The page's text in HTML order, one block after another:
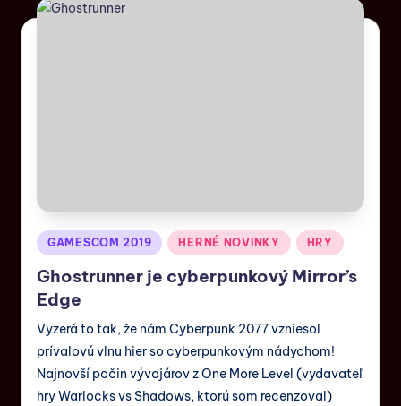
GAMESCOM 2019 HERNÉ NOVINKY HRY
Ghostrunner je cyberpunkový Mirror’s
Edge
Vyzerá to tak, že nám Cyberpunk 2077 vzniesol
prívalovú vlnu hier so cyberpunkovým nádychom!
Najnovší počin vývojárov z One More Level (vydavateľ
hry Warlocks vs Shadows, ktorú som recenzoval)